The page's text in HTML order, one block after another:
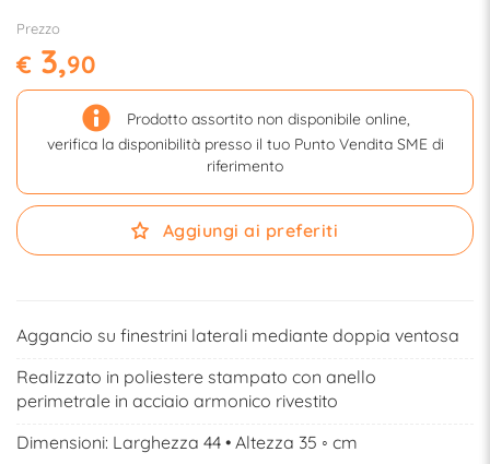
Prezzo
€ 3,90
Prodotto assortito non disponibile online,
verifica la disponibilità presso il tuo Punto Vendita SME di
riferimento
Aggiungi ai preferiti
Aggancio su finestrini laterali mediante doppia ventosa
Realizzato in poliestere stampato con anello
perimetrale in acciaio armonico rivestito
Dimensioni: Larghezza 44 • Altezza 35 ◦ cm